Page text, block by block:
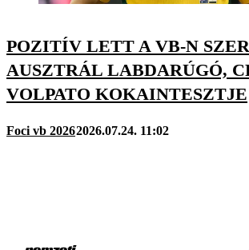
POZITÍV LETT A VB-N
AUSZTRÁL LABDARÚGÓ,
VOLPATO KOKAINTESZTJE
Foci vb 20262026.07.24. 11:02